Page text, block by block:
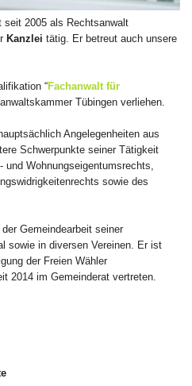
seit 2005 als Rechtsanwalt
Kanzlei tätig. Er betreut auch unsere
“Fachanwalt für
Tübingen verliehen.
Angelegenheiten aus
Schwerpunkte seiner Tätigkeit
Wohnungseigentumsrechts,
sowie des
Gemeindearbeit seiner
sowie in diversen Vereinen. Er ist
der Freien Wähler
2014 im Gemeinderat vertreten.